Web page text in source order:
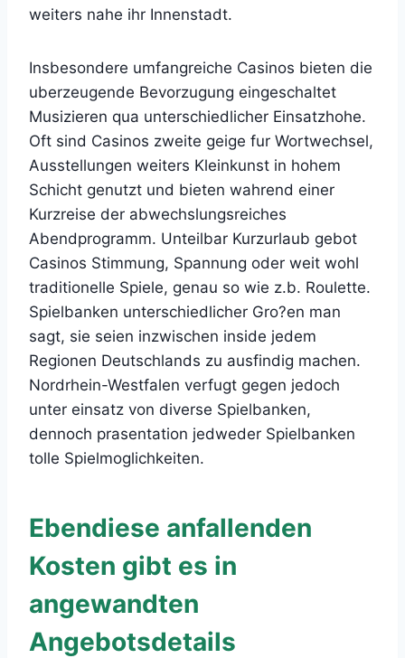
weiters nahe ihr Innenstadt.
Insbesondere umfangreiche Casinos bieten die
uberzeugende Bevorzugung eingeschaltet
Musizieren qua unterschiedlicher Einsatzhohe.
Oft sind Casinos zweite geige fur Wortwechsel,
Ausstellungen weiters Kleinkunst in hohem
Schicht genutzt und bieten wahrend einer
Kurzreise der abwechslungsreiches
Abendprogramm. Unteilbar Kurzurlaub gebot
Casinos Stimmung, Spannung oder weit wohl
traditionelle Spiele, genau so wie z.b. Roulette.
Spielbanken unterschiedlicher Gro?en man
sagt, sie seien inzwischen inside jedem
Regionen Deutschlands zu ausfindig machen.
Nordrhein-Westfalen verfugt gegen jedoch
unter einsatz von diverse Spielbanken,
dennoch prasentation jedweder Spielbanken
tolle Spielmoglichkeiten.
Ebendiese anfallenden
Kosten gibt es in
angewandten
Angebotsdetails